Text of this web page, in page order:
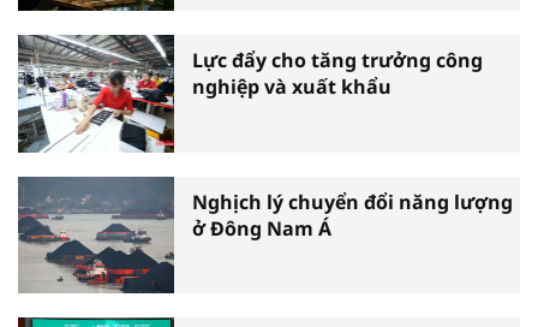
Lực đẩy cho tăng trưởng công
nghiệp và xuất khẩu
Nghịch lý chuyển đổi năng lượng
ở Đông Nam Á